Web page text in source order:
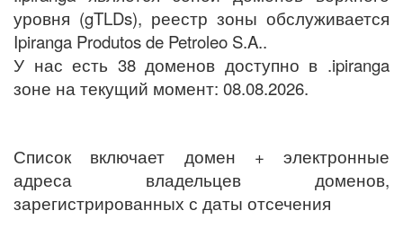
уровня (gTLDs), реестр зоны обслуживается
Ipiranga Produtos de Petroleo S.A..
У нас есть 38 доменов доступно в .ipiranga
зоне на текущий момент: 08.08.2026.
Список включает домен + электронные
адреса владельцев доменов,
зарегистрированных с даты отсечения